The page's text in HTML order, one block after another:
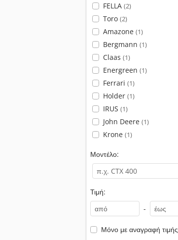
FELLA (2)
Toro (2)
Amazone (1)
Bergmann (1)
Claas (1)
Energreen (1)
Ferrari (1)
Holder (1)
IRUS (1)
John Deere (1)
Krone (1)
Μοντέλο:
Τιμή:
-
Μόνο με αναγραφή τιμής